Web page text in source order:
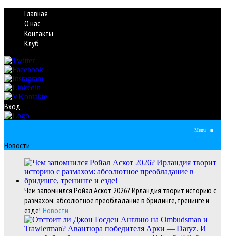
Главная
О нас
Контакты
Клуб
Вход
Menu ≡
Новости
Чем запомнился Ройал Аскот 2026? Ирландия творит историю с
размахом: абсолютное преобладание в бридинге, тренинге и
езде! Новости